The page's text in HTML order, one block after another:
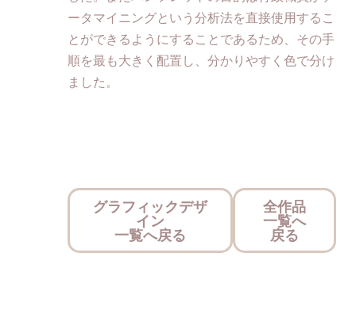
ータマイニングという分析法を直接使用するこ
とができるようにすることであるため、その手
順を最も大きく配置し、分かりやすく色で分け
ました。
グラフィックデザ
イン
一覧へ戻る
全作品
一覧へ
戻る